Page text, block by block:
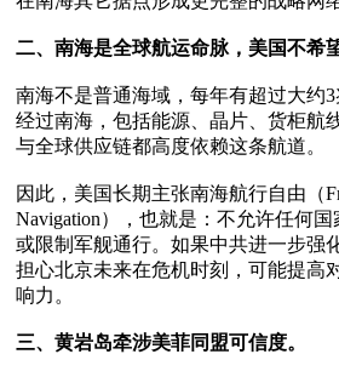
二、南海是全球航运命脉，美国不希
南海不是普通海域，每年有超过大约
经过南海，包括能源、晶片、货柜航
与全球供应链都高度依赖这条航道。
因此，美国长期主张南海航行自由（
Navigation），也就是：不允许任何
或限制军舰通行。如果中共进一步强
担心北京未来在危机时刻，可能提高
响力。
三、黄岩岛牵涉美菲同盟可信度。